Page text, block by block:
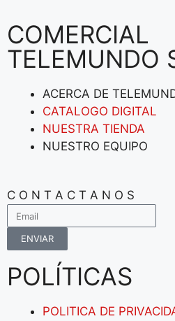
COMERCIAL
TELEMUNDO
ACERCA DE
CATALOGO DIGITAL
NUESTRA TIENDA
NUESTRO EQUIPO
C O N T A C T A N O S
ENVIAR
POLÍTICAS
POLITICA DE